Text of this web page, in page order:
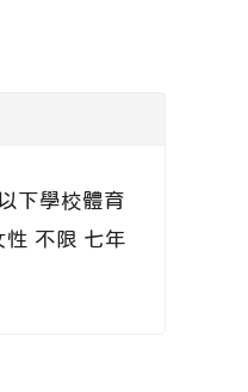
下學校體育
不限 七年